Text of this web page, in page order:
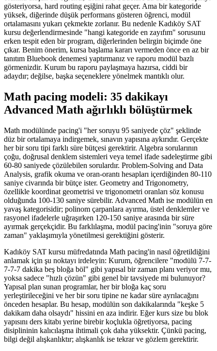
gösteriyorsa, hard routing eşiğini rahat geçer. Ama bir kategoride
yüksek, diğerinde düşük performans gösteren öğrenci, modül
ortalamasını yukarı çekmekte zorlanır. Bu nedenle Kadıköy SAT
kursu değerlendirmesinde "hangi kategoride en zayıfım" sorusunu
erken tespit eden bir program, diğerlerinden belirgin biçimde öne
çıkar. Benim önerim, kursa başlama kararı vermeden önce en az bir
tanıtım Bluebook denemesi yaptırmanız ve raporu modül bazlı
görmenizdir. Kurum bu raporu paylaşmaya hazırsa, ciddi bir
adaydır; değilse, başka seçeneklere yönelmek mantıklı olur.
Math pacing modeli: 35 dakikayı
Advanced Math ağırlıklı bölüştürmek
Math modülünde pacing'i "her soruyu 95 saniyede çöz" şeklinde
düz bir ortalamaya indirgemek, sınavın yapısına aykırıdır. Gerçekte
her bir soru tipi farklı süre bütçesi gerektirir. Algebra sorularının
çoğu, doğrusal denklem sistemleri veya temel ifade sadeleştirme gibi
60-80 saniyede çözülebilen sorulardır. Problem-Solving and Data
Analysis, grafik okuma ve oran-orantı hesapları içerdiğinden 80-110
saniye civarında bir bütçe ister. Geometry and Trigonometry,
özellikle koordinat geometrisi ve trigonometri oranları söz konusu
olduğunda 100-130 saniye sürebilir. Advanced Math ise modülün en
yavaş kategorisidir; polinom çarpanlara ayırma, üstel denklemler ve
rasyonel ifadelerle uğraşırken 120-150 saniye arasında bir süre
ayırmak gerçekçidir. Bu farklılaşma, modül pacing'inin "soruya göre
zaman" yaklaşımıyla yönetilmesi gerektiğini gösterir.
Kadıköy SAT kursu müfredatında Math pacing'in nasıl öğretildiğini
anlamak için şu noktayı irdeleyin: Kurum, öğrencilere "modülü 7-7-
7-7-7 dakika beş bloğa böl" gibi yapısal bir zaman planı veriyor mu,
yoksa sadece "hızlı çözün" gibi genel bir tavsiyede mi bulunuyor?
Yapısal plan sunan programlar, her bir bloğa kaç soru
yerleştirileceğini ve her bir soru tipine ne kadar süre ayrılacağını
önceden hesaplar. Bu hesap, modülün son dakikalarında "keşke 5
dakikam daha olsaydı" hissini en aza indirir. Eğer kurs size bu blok
yapısını ders kitabı yerine birebir koçlukla öğretiyorsa, pacing
disiplininin kalıcılaşma ihtimali çok daha yüksektir. Çünkü pacing,
bilgi değil alışkanlıktır; alışkanlık ise tekrar ve gözlem gerektirir.